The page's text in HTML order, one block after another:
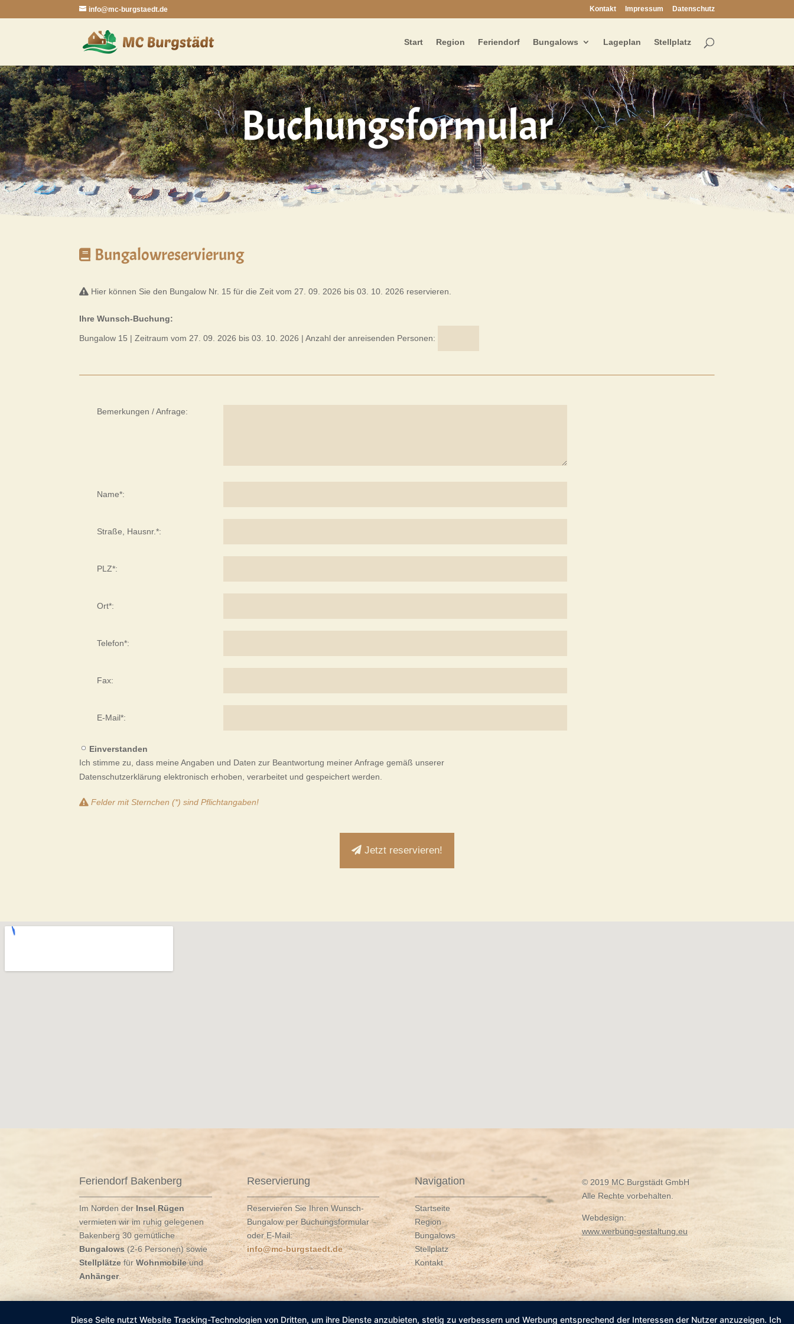
info@mc-burgstaedt.de Kontakt Impressum Datenschutz
Start Region Feriendorf Bungalows Lageplan Stellplatz
Buchungsformular
Bungalowreservierung
Hier können Sie den Bungalow Nr. 15 für die Zeit vom 27. 09. 2026 bis 03. 10. 2026 reservieren.
Ihre Wunsch-Buchung:
Bungalow 15 | Zeitraum vom 27. 09. 2026 bis 03. 10. 2026 | Anzahl der anreisenden Personen:
Bemerkungen / Anfrage:
Name*:
Straße, Hausnr.*:
PLZ*:
Ort*:
Telefon*:
Fax:
E-Mail*:
Einverstanden
Ich stimme zu, dass meine Angaben und Daten zur Beantwortung meiner Anfrage gemäß unserer
Datenschutzerklärung elektronisch erhoben, verarbeitet und gespeichert werden.
Felder mit Sternchen (*) sind Pflichtangaben!
Jetzt reservieren!
Feriendorf Bakenberg
Im Norden der Insel Rügen
vermieten wir im ruhig gelegenen
Bakenberg 30 gemütliche
Bungalows(2-6 Personen) sowie
StellplätzefürWohnmobileund
Anhänger.
Reservierung
Reservieren Sie Ihren Wunsch-
Bungalow per Buchungsformular
oder E-Mail:
info@mc-burgstaedt.de
Navigation
Startseite
Region
Bungalows
Stellplatz
Kontakt
© 2019 MC Burgstädt GmbH
Alle Rechte vorbehalten.
Webdesign:
www.werbung-gestaltung.eu
Diese Seite nutzt Website Tracking-Technologien von Dritten, um ihre Dienste anzubieten, stetig zu verbessern und Werbung entsprechend der Interessen der Nutzer anzuzeigen. Ich